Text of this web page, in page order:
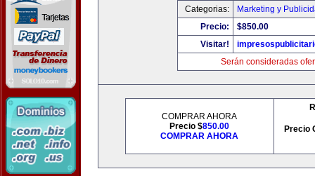
Categorias:
Marketing y
Precio:
$850.00
Visitar!
Serán consideradas
COMPRAR AHORA
Precio $850.00
COMPRAR AHORA
Precio